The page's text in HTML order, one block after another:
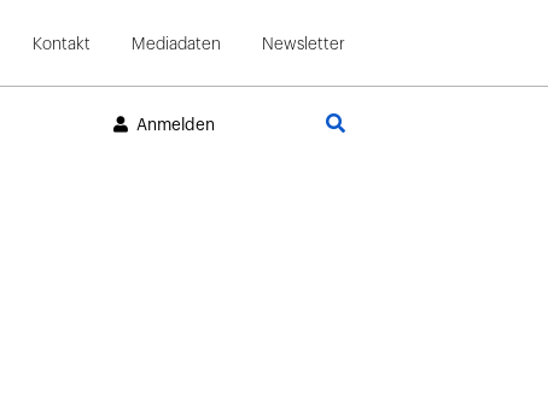
Kontakt Mediadaten Newsletter
Anmelden